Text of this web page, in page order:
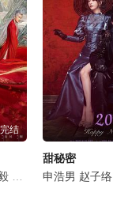
文婷
结
檀健次 代露娃
甜秘密
申浩男 赵子络